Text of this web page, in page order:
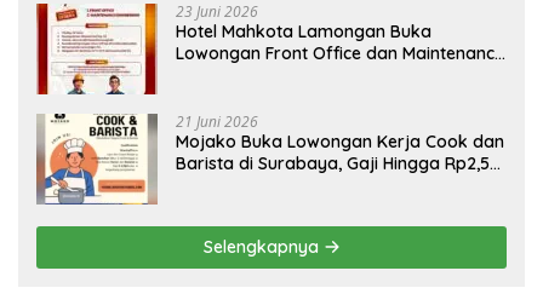
23 Juni 2026
Hotel Mahkota Lamongan Buka
Lowongan Front Office dan Maintenance
21 Juni 2026
Mojako Buka Lowongan Kerja Cook dan
Barista di Surabaya, Gaji Hingga Rp2,5
Selengkapnya